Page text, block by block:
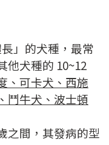
」的犬種，最常
他犬種的 10~12
、可卡犬、西施
鬥牛犬、波士頓
之間，其發病的型